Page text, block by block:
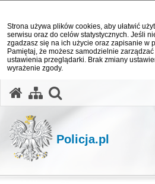
Strona używa plików cookies, aby ułatwić
serwisu oraz do celów statystycznych. Jeśli
zgadzasz się na ich użycie oraz zapisanie w
Pamiętaj, że możesz samodzielnie
ustawienia przeglądarki. Brak zmiany
wyrażenie zgody.
Policja.pl